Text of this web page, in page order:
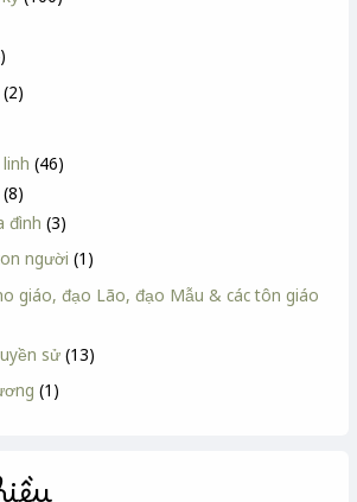
(2)
(46)
(8)
đình (3)
người (1)
giáo, đạo Lão, đạo Mẫu & các tôn giáo
sử (13)
(1)